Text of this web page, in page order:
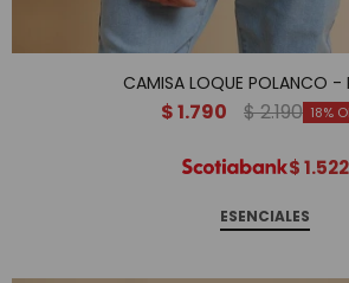
CAMISA LOQUE POLANCO
$1.790 $2.190 18
$1.522
ESENCIALES